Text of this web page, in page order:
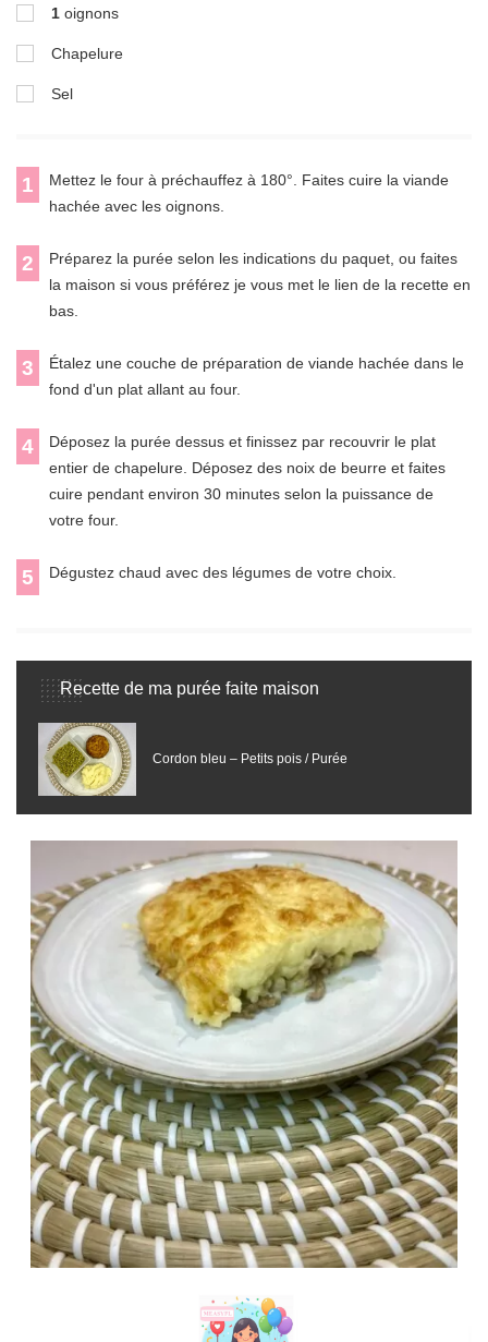
1 oignons
Chapelure
Sel
1
Mettez le four à préchauffez à 180°. Faites cuire la viande
hachée avec les oignons.
2
Préparez la purée selon les indications du paquet, ou faites
la maison si vous préférez je vous met le lien de la recette en
bas.
3
Étalez une couche de préparation de viande hachée dans le
fond d'un plat allant au four.
4
Déposez la purée dessus et finissez par recouvrir le plat
entier de chapelure. Déposez des noix de beurre et faites
cuire pendant environ 30 minutes selon la puissance de
votre four.
5 Dégustez chaud avec des légumes de votre choix.
Recette de ma purée faite maison
Cordon bleu – Petits pois / Purée